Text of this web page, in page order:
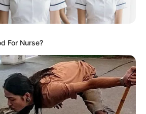
prouvé son aptitude à la PSF de
reprises. De plus, elle retrouve des
confrontation. Ainsi, même avec un
elle demeure compétitive. Par
elle conserve un crédit prioritaire
For Nurse?